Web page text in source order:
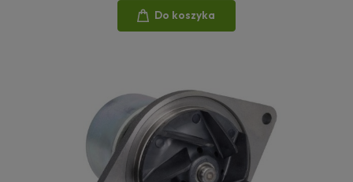
Do koszyka